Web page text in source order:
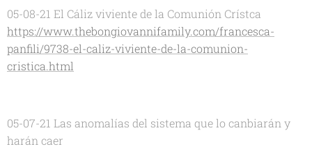
05-08-21 El Cáliz viviente de la Comunión Crístca
https://www.thebongiovannifamily.com/francesca-
panfili/9738-el-caliz-viviente-de-la-comunion-
cristica.html
05-07-21 Las anomalías del sistema que lo canbiarán y
harán caer